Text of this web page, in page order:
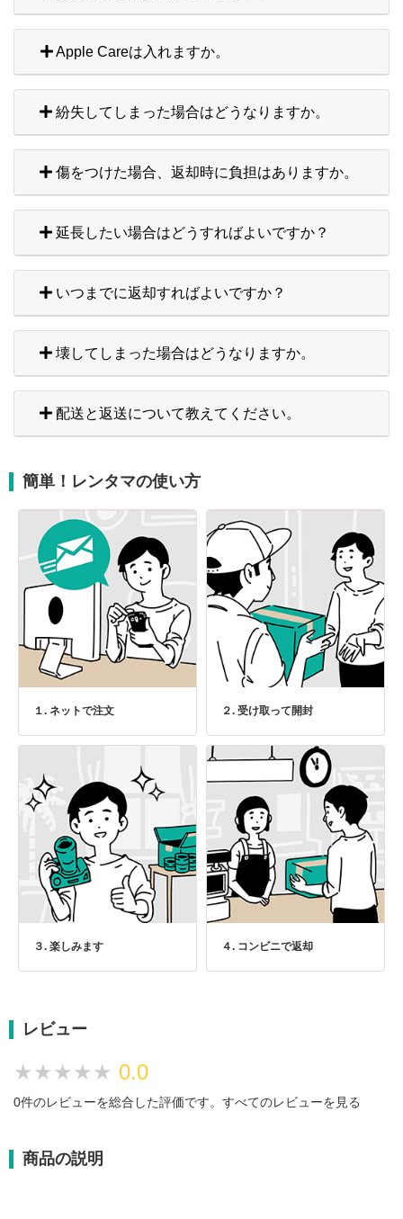
Apple Careは入れますか。
紛失してしまった場合はどうなりますか。
傷をつけた場合、返却時に負担はありますか。
延長したい場合はどうすればよいですか？
いつまでに返却すればよいですか？
壊してしまった場合はどうなりますか。
配送と返送について教えてください。
簡単！レンタマの使い方
１. ネットで注文 ２. 受け取って開封
３. 楽しみます ４. コンビニで返却
レビュー
★★★★★
★★★★★ 0.0
0件のレビューを総合した評価です。 すべてのレビューを見る
商品の説明